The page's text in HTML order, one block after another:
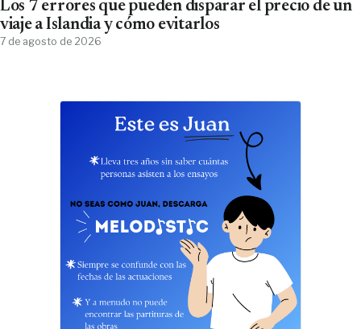
Los 7 errores que pueden disparar el precio de un
viaje a Islandia y cómo evitarlos
7 de agosto de 2026